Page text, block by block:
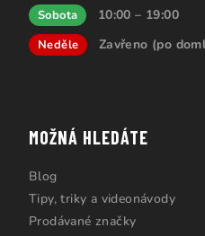
Sobota 10:00 – 19:00
Neděle Zavřeno (po
MOŽNÁ HLEDÁTE
Blog
Tipy, triky a videonávody
Prodávané značky